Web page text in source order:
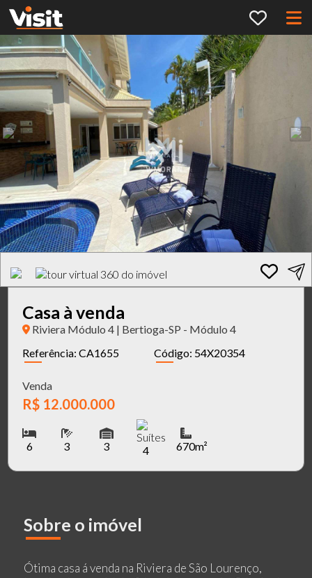
Casa à venda
Riviera Módulo 4 | Bertioga-SP - Módulo 4
Referência: CA1655
Código: 54X20354
Venda
R$ 12.000.000
6 3 3 4 670m²
Sobre o imóvel
Ótima casa á venda na Riviera de São Lourenço,